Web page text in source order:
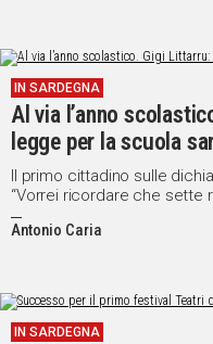
IN SARDEGNA
Al via l’anno
legge per la scuola
Il primo cittadino sulle
“Vorrei ricordare che sette
dove poter iniziare le lezioni”
Antonio Caria
IN SARDEGNA